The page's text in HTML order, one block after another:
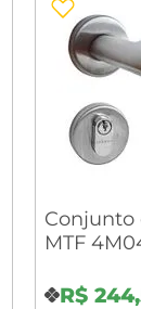
Conjunto
MTF
R$ 244,